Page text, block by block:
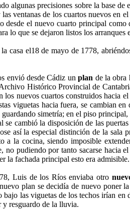
algunas precisiones sobre la base
ventanas de los cuartos nuevos
desde el nuevo cuarto principal
lo que se dejaron listos los
casa el18 de mayo de 1778,
envió desde Cádiz unplan de la obra
Histórico Provincial de
nuevos cuartos construidos hacia
viguetas hacia fuera, se cambian
simetría; en el piso
cambió la disposición de las
así la especial distinción de la sala
a la cocina, siendo imposible
no pudiendo por tanto sacarse hacia
la fachada principal esto era admisible.
Luis de los Ríos enviaba otro
plan se decidía de nuevo
las viguetas de los techos irían
y resguardo de la lluvia.